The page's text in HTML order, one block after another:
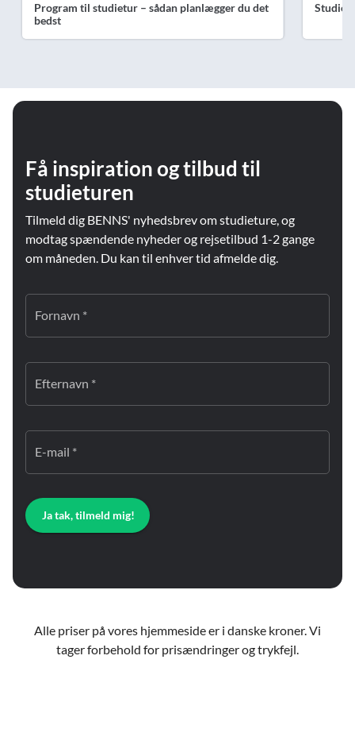
Program til studietur – sådan planlægger du det
bedst
Få inspiration og tilbud til
studieturen
Tilmeld dig BENNS' nyhedsbrev om studieture, og
modtag spændende nyheder og rejsetilbud 1-2 gange
om måneden. Du kan til enhver tid afmelde dig.
Fornavn *
Efternavn *
E-mail *
Ja tak, tilmeld mig!
Alle priser på vores hjemmeside er i danske kroner. Vi
tager forbehold for prisændringer og trykfejl.